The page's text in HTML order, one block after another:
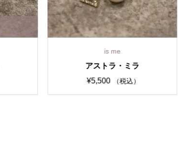
・ミラ
ピクセラブ
¥4,400
SOLD OUT